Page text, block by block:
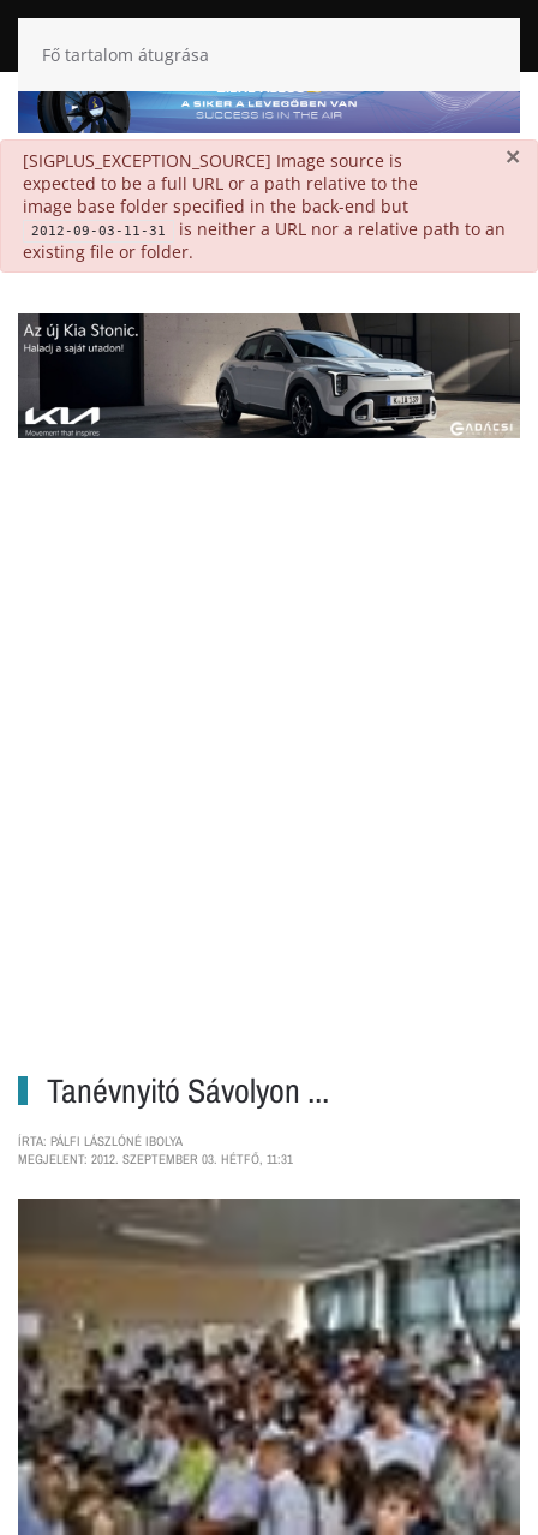
Fő tartalom átugrása
×
danger
[SIGPLUS_EXCEPTION_SOURCE] Image source is
expected to be a full URL or a path relative to the
image base folder specified in the back-end but
2012-09-03-11-31
is neither a URL nor a relative path to an
existing file or folder.
Tanévnyitó Sávolyon ...
ÍRTA: PÁLFI LÁSZLÓNÉ IBOLYA
MEGJELENT: 2012. SZEPTEMBER 03. HÉTFŐ, 11:31